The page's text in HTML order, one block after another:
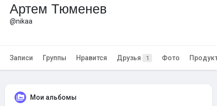
Артем Тюменев
@nikaa
Записи Группы Нравится Друзья 1 Фото
Мои альбомы